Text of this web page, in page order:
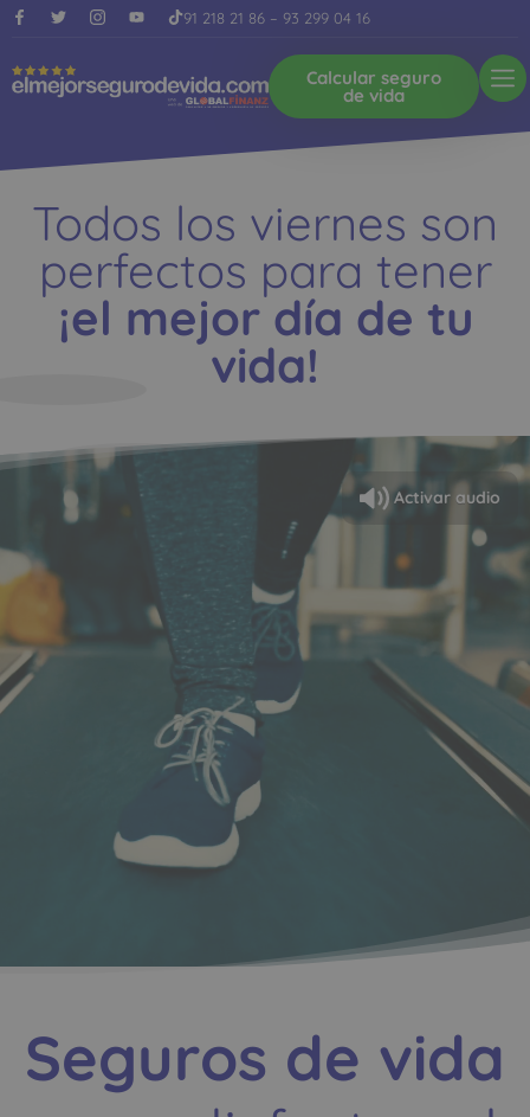
91 218 21 86 – 93 299 04 16
Calcular seguro
de vida
Todos los viernes son
perfectos para tener
¡el mejor día de tu
vida!
Activar audio
Seguros de vida